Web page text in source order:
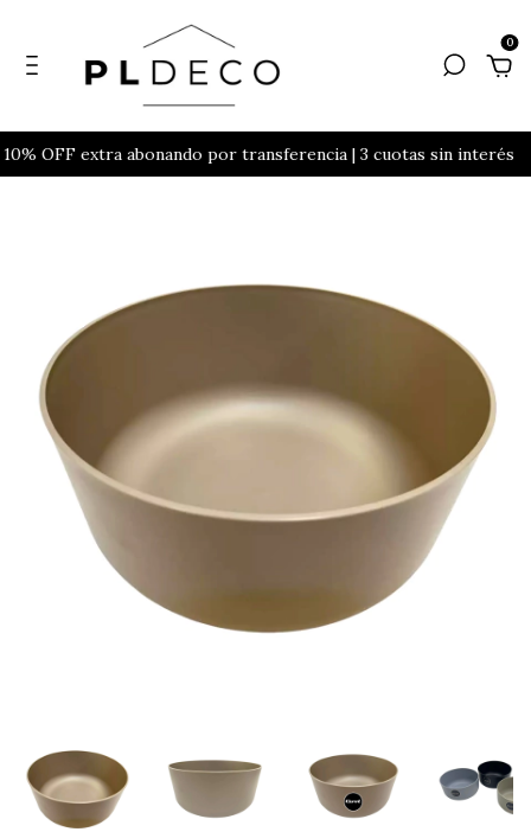
0
OFF extra abonando por transferencia | 3 cuotas sin interés